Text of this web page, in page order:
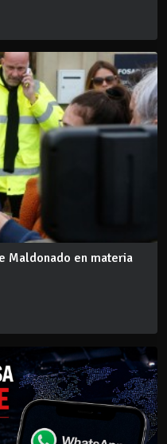
Maldonado en materia